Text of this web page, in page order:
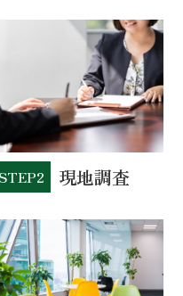
STEP2 現地調査